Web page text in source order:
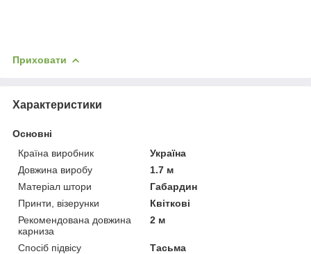
Приховати
Характеристики
Основні
Країна виробник
Україна
Довжина виробу
1.7 м
Матеріал штори
Габардин
Принти, візерунки
Квіткові
Рекомендована довжина
карниза
2 м
Спосіб підвісу
Тасьма